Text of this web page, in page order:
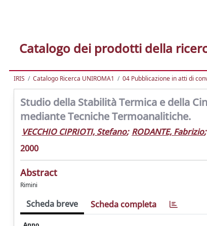
Catalogo dei prodotti della
IRIS Catalogo Ricerca UNIROMA1 04 Pubblicazione in atti di
Studio della Stabilità Termica e della
mediante Tecniche Termoanalitiche.
VECCHIO CIPRIOTI, Stefano; RODANTE, Fabrizio;
2000
Abstract
Rimini
Scheda breve Scheda completa